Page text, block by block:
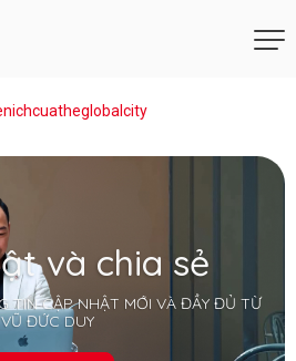
và chia sẻ
TIN CẬP NHẬT MỚI VÀ ĐẦY ĐỦ TỪ
VŨ ĐỨC DUY